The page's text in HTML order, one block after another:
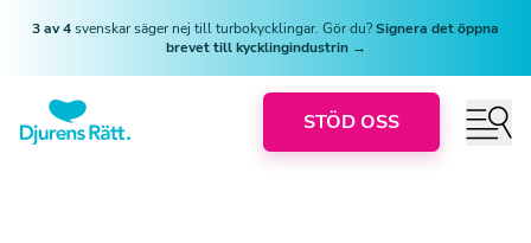
3 av 4svenskar säger nej till turbokycklingar. Gör du?Signera det öppna
brevet till kycklingindustrin →
STÖD OSS